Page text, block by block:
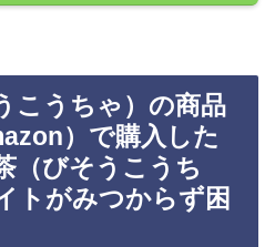
こうちゃ）の商品
）で購入した
（びそうこうち
トがみつからず困